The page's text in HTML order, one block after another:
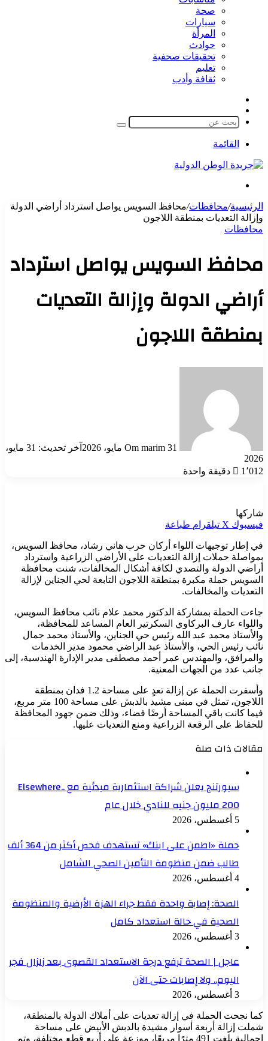
صحة
سيارات
المرأة
حوادث
تحقيقات صحفية
تعليم
ثقافة وأدب
المظلم
بحث
القائمة
الرئيسية/محافظات/محافظ السويس يواصل استرداد أراضي الدولة
وإزالة التعديات بمنطقة اللاجون
محافظات
محافظ السويس يواصل استرداد
أراضي الدولة وإزالة التعديات
بمنطقة اللاجون
Om marim 31 مايو، 2026
آخر تحديث: 31 مايو،
2026
1٬012
دقيقة واحدة
شاركها
فيسبوك ‫X تيلقرام طباعة
في إطار توجيهات اللواء أركان حرب هاني رشاد، محافظ السويس،
بمواصلة حملات إزالة التعديات على الأراضي الزراعية واسترداد
أراضي الدولة والتصدي لكافة أشكال المخالفات، شنت محافظة
السويس حملة مكبرة بمنطقة اللاجون التابعة لحي الجناين لإزالة
التعديات والمخالفات.
جاءت الحملة بمشاركة الدكتور محمد علام نائب محافظ السويس،
واللواء عارف البركاوي السكرتير العام المساعد للمحافظة،
والأستاذ محمد عبد الله رئيس حي الجناين، والأستاذ محمد جمال
نائب رئيس الحي، والأستاذ عبد الراضي محمود مدير الخدمات
والمرافق، والمهندس عمر أحمد مصطفى مدير الإدارة الهندسية، إلى
جانب عدد من الجهات المعنية.
وأسفرت الحملة عن إزالة تعدٍ على مساحة 1.2 فدان بمنطقة
اللاجون، تمثل في مبنى مشيد بالدبش على مساحة 100 متر مربع،
فيما كانت باقي المساحة أرضًا فضاء، وذلك ضمن جهود المحافظة
للحفاظ على الرقعة الزراعية ومنع التعديات عليها.
مقالات ذات صلة
سبورتنج يعلن شراكة استثمارية مبدئية مع Elsewhere..
200 مليون جنيه للنادي خلال عام
5 أغسطس، 2026
حملة «اطمن على ابنك» تستهدف فحص أكثر من 364 ألف
طالب ضمن منظومة التأمين الصحي الشامل
4 أغسطس، 2026
الصحة: إصابة واحدة فقط جراء الهزة الأرضية والمنظومة
الصحية في حالة استعداد كامل
3 أغسطس، 2026
عاجل | الصحة ترفع درجة الاستعداد القصوى بعد زلزال فجر
اليوم.. ولا إصابات حتى الآن
3 أغسطس، 2026
كما نجحت الحملة في إزالة تعديات على أملاك الدولة بالمنطقة،
شملت إزالة أربعة أسوار مشيدة بالدبش الأبيض على مساحة
إجمالية بلغت 491 مترًا مربعًا، موزعة على أربع قطع مختلفة، وتم